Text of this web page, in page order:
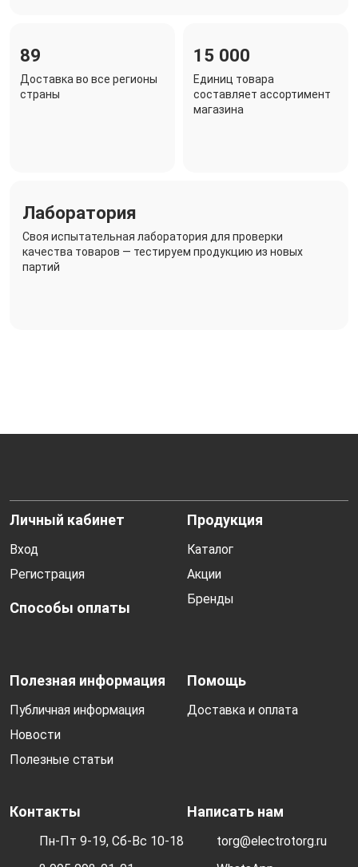
89
Доставка во все регионы
страны
15 000
Единиц товара
составляет ассортимент
магазина
Лаборатория
Своя испытательная лаборатория для проверки
качества товаров — тестируем продукцию из новых
партий
Личный кабинет
Вход
Регистрация
Способы оплаты
Продукция
Каталог
Акции
Бренды
Полезная информация
Публичная информация
Новости
Полезные статьи
Помощь
Доставка и оплата
Контакты
Пн-Пт 9-19, Сб-Вс 10-18
Написать нам
torg@electrotorg.ru